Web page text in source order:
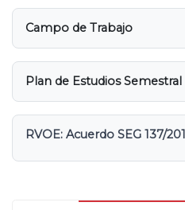
Campo de Trabajo
Plan de Estudios Semestral
RVOE: Acuerdo SEG 137/